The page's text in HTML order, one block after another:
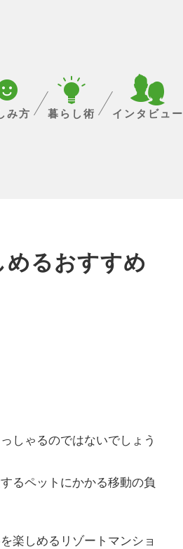
み方 暮らし術 インタビュー
るおすすめ
しゃるのではないでしょう
るペットにかかる移動の負
楽しめるリゾートマンショ